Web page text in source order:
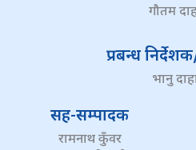
गौतम
प्रबन्ध
भानु
सह-सम्पादक
रामनाथ कुँवर